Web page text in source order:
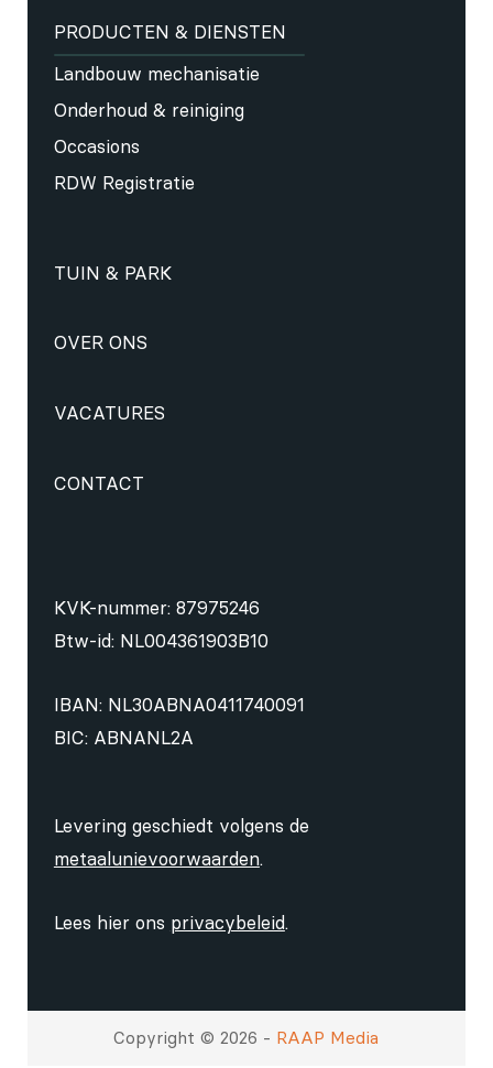
PRODUCTEN & DIENSTEN
Landbouw mechanisatie
Onderhoud & reiniging
Occasions
RDW Registratie
TUIN & PARK
OVER ONS
VACATURES
CONTACT
KVK-nummer: 87975246
Btw-id: NL004361903B10
IBAN: NL30ABNA0411740091
BIC: ABNANL2A
Levering geschiedt volgens de
metaalunievoorwaarden.
Lees hier ons privacybeleid.
Copyright © 2026 - RAAP Media